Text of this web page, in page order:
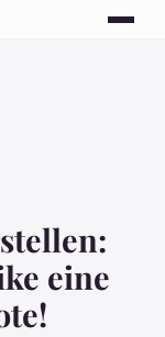
eine